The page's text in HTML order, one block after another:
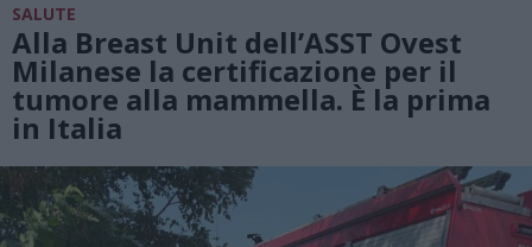
SALUTE
Alla Breast Unit dell’ASST Ovest
Milanese la certificazione per il
tumore alla mammella. È la prima
in Italia